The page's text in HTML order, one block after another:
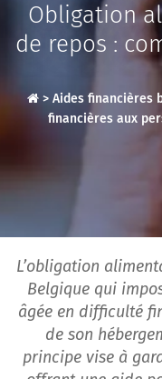
Obligation
de repos :
> Aides financières
financières aux
L’obligation
Belgique qui
âgée en difficulté
de son
principe vise à